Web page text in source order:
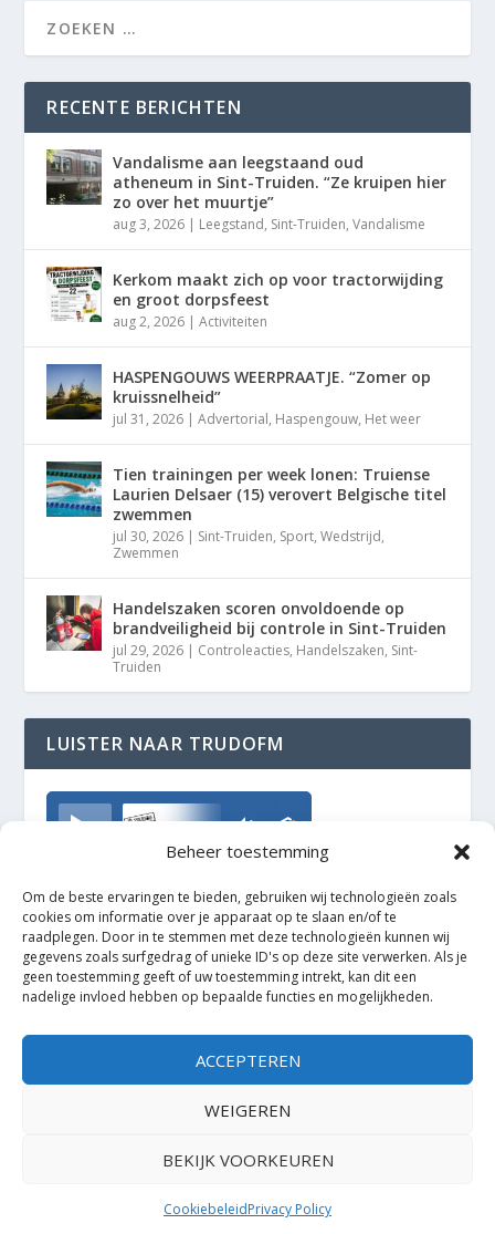
Beheer toestemming
Om de beste ervaringen te bieden, gebruiken wij technologieën zoals
cookies om informatie over je apparaat op te slaan en/of te
raadplegen. Door in te stemmen met deze technologieën kunnen wij
gegevens zoals surfgedrag of unieke ID's op deze site verwerken. Als je
geen toestemming geeft of uw toestemming intrekt, kan dit een
nadelige invloed hebben op bepaalde functies en mogelijkheden.
ACCEPTEREN
WEIGEREN
BEKIJK VOORKEUREN
CookiebeleidPrivacy Policy
RECENTE BERICHTEN
Vandalisme aan leegstaand oud
atheneum in Sint-Truiden. “Ze kruipen hier
zo over het muurtje”
aug 3, 2026 | Leegstand, Sint-Truiden,Vandalisme
Kerkom maakt zich op voor tractorwijding
en groot dorpsfeest
aug 2, 2026 |Activiteiten
HASPENGOUWS WEERPRAATJE. “Zomer op
kruissnelheid”
jul 31, 2026 |Advertorial, Haspengouw, Het weer
Tien trainingen per week lonen: Truiense
Laurien Delsaer (15) verovert Belgische titel
zwemmen
jul 30, 2026 | Sint-Truiden, Sport,Wedstrijd,
Zwemmen
Handelszaken scoren onvoldoende op
brandveiligheid bij controle in Sint-Truiden
jul 29, 2026 | Controleacties, Handelszaken, Sint-
Truiden
LUISTER NAAR TRUDOFM
TrudoFM
Elegant Themes| Mogelijk gemaakt door